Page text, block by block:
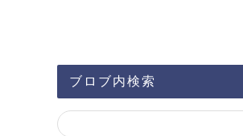
ブロブ内検索